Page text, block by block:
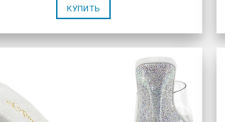
КУПИТЬ